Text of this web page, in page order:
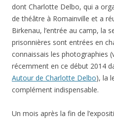
dont Charlotte Delbo, qui a
de théâtre à Romainville et a
Birkenau, l’entrée au camp, la
prisonnières sont entrées en
connaissais les photographies
récemment en ce début 2014
Autour de Charlotte Delbo), la
complément indispensable.
Un mois après la fin de